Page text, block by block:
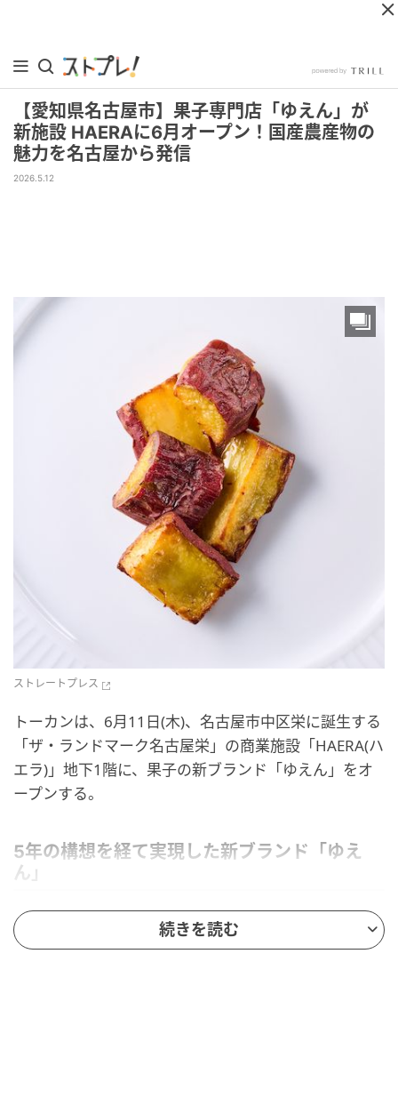
【愛知県名古屋市】果子専門店「ゆえん」が
新施設 HAERAに6月オープン！国産農産物の
魅力を名古屋から発信
2026.5.12
ストレートプレス
トーカンは、6月11日(木)、名古屋市中区栄に誕生する
「ザ・ランドマーク名古屋栄」の商業施設「HAERA(ハ
エラ)」地下1階に、果子の新ブランド「ゆえん」をオ
ープンする。
5年の構想を経て実現した新ブランド「ゆえ
ん」
続きを読む